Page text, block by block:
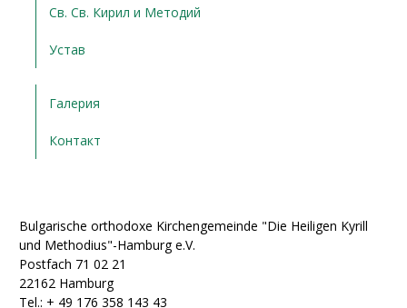
Св. Св. Кирил и Методий
Устав
Галерия
Контакт
Bulgarische orthodoxe Kirchengemeinde "Die Heiligen Kyrill
und Methodius"-Hamburg e.V.
Postfach 71 02 21
22162 Hamburg
Tel.: + ‭49 176 358 143 43‬